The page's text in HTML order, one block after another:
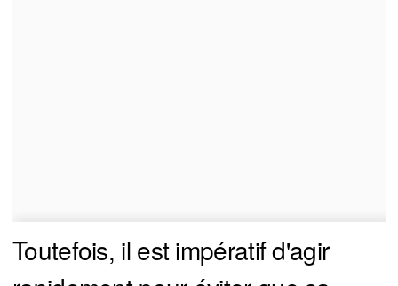
Toutefois, il est impératif d'agir